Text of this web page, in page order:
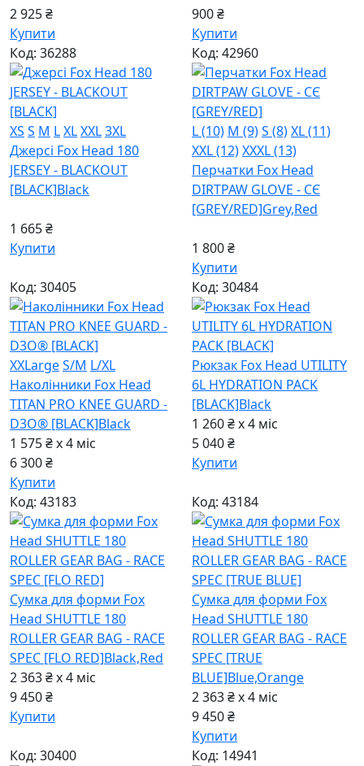
2 925 ₴
Купити
900 ₴
Купити
Код: 36288
XS S M LXLXXL3XL
Джерсі Fox Head 180
JERSEY - BLACKOUT
[BLACK]Black
1 665 ₴
Купити
Код: 42960
L (10) M (9)S (8)XL (11)
XXL (12)XXXL (13)
Перчатки Fox Head
DIRTPAW GLOVE - CЄ
[GREY/RED]Grey,Red
1 800 ₴
Купити
Код: 30405
XXLargeS/M L/XL
Наколінники Fox Head
TITAN PRO KNEE GUARD -
D3O® [BLACK]Black
1 575 ₴ x 4 міс
6 300 ₴
Купити
Код: 30484
Рюкзак Fox Head UTILITY
6L HYDRATION PACK
[BLACK]Black
1 260 ₴ x 4 міс
5 040 ₴
Купити
Код: 43183
Сумка для форми Fox
Head SHUTTLE 180
ROLLER GEAR BAG - RACE
SPEC [FLO RED]Black,Red
2 363 ₴ x 4 міс
9 450 ₴
Купити
Код: 43184
Сумка для форми Fox
Head SHUTTLE 180
ROLLER GEAR BAG - RACE
SPEC [TRUE
BLUE]Blue,Orange
2 363 ₴ x 4 міс
9 450 ₴
Купити
Код: 30400
Код: 14941